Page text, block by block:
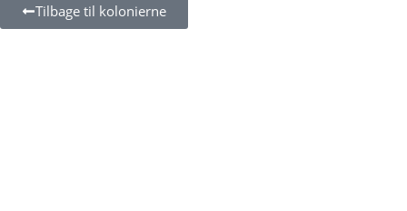
Tilbage til kolonierne